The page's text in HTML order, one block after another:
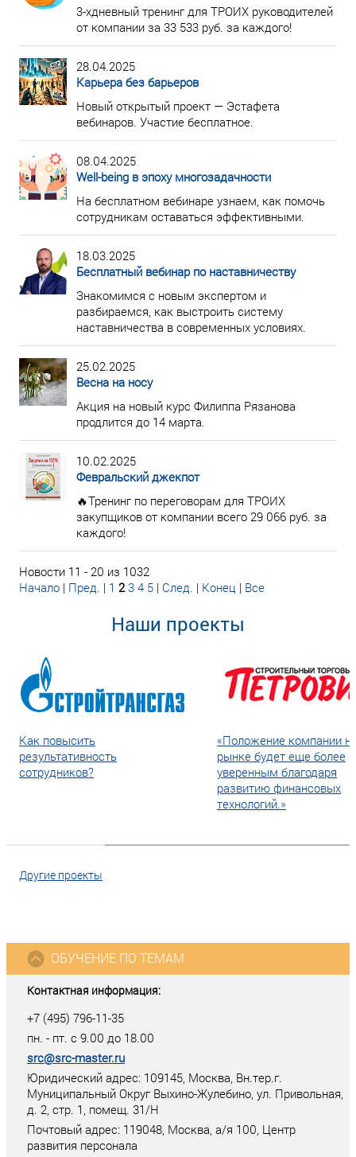
3-хдневный тренинг для ТРОИХ руководителей
от компании за 33 533 руб. за каждого!
28.04.2025
Карьера без барьеров
Новый открытый проект — Эстафета
вебинаров. Участие бесплатное.
08.04.2025
Well-being в эпоху многозадачности
На бесплатном вебинаре узнаем, как помочь
сотрудникам оставаться эффективными.
18.03.2025
Бесплатный вебинар по наставничеству
Знакомимся с новым экспертом и
разбираемся, как выстроить систему
наставничества в современных условиях.
25.02.2025
Весна на носу
Акция на новый курс Филиппа Рязанова
продлится до 14 марта.
10.02.2025
Февральский джекпот
🔥Тренинг по переговорам для ТРОИХ
закупщиков от компании всего 29 066 руб. за
каждого!
Новости 11 - 20 из 1032
Начало | Пред. | 1 2 3 4 5 | След. | Конец | Все
Наши проекты
Как повысить
результативность
сотрудников?
«Положение компании
рынке будет еще более
уверенным благодаря
развитию финансовых
технологий.»
Другие проекты
Контактная информация:
+7 (495) 796-11-35
пн. - пт. с 9.00 до 18.00
src@src-master.ru
Юридический адрес: 109145, Москва, Вн.тер.г.
Муниципальный Округ Выхино-Жулебино, ул. Привольная,
д. 2, стр. 1, помещ. 31/Н
Почтовый адрес: 119048, Москва, а/я 100, Центр
развития персонала
ОБУЧЕНИЕ ПО ТЕМАМ